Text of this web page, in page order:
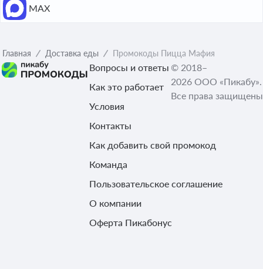
МАХ
Главная Доставка еды Промокоды Пицца Мафия
Вопросы и ответы
Как это работает
Условия
Контакты
Как добавить свой промокод
Команда
Пользовательское соглашение
О компании
Оферта Пикабонус
© 2018–
2026 ООО «Пикабу».
Все права защищены